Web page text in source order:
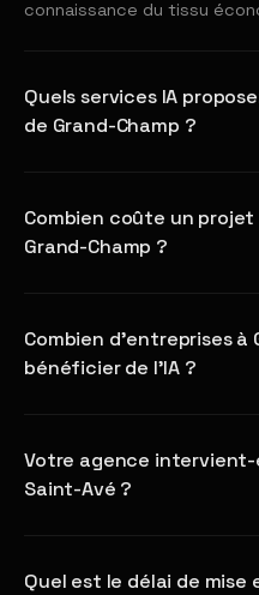
connaissance du tissu
Quels services IA
de Grand-Champ ?
Combien coûte un
Grand-Champ ?
Combien d'entreprises à
bénéficier de l'IA ?
Votre agence intervient-
Saint-Avé ?
Quel est le délai de